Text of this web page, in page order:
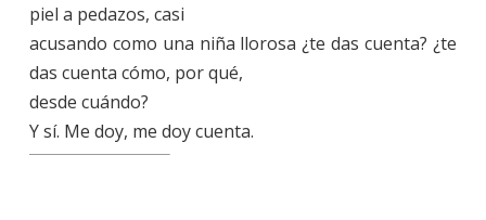
piel a pedazos, casi
acusando como una niña llorosa ¿te das cuenta? ¿te
das cuenta cómo, por qué,
desde cuándo?
Y sí. Me doy, me doy cuenta.